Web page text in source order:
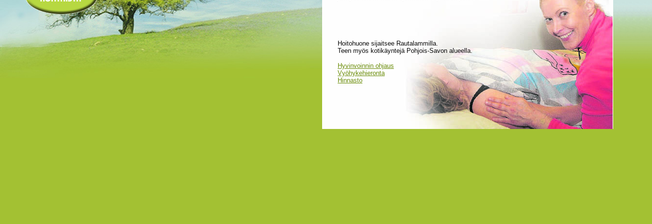
Hoitohuone sijaitsee Rautalammilla.
Teen myös kotikäyntejä Pohjois-Savon alueella.
Hyvinvoinnin ohjaus
Vyöhykehieronta
Hinnasto